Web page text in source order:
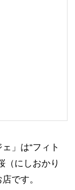
」は“フィト
（にしおかり
です。